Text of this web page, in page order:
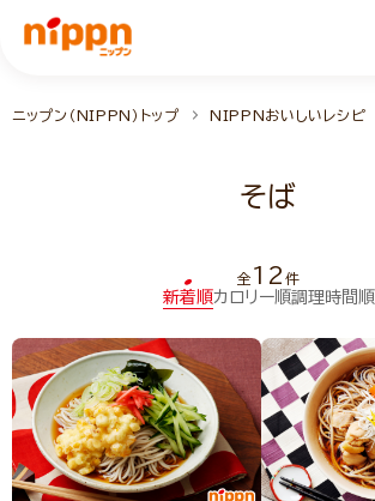
ニップン（NIPPN）トップ NIPPNおいしいレシピ
そば
全 12 件
新着順カロリー順調理時間順